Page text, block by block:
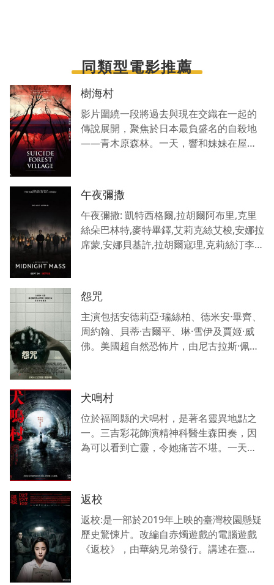
同類型電影推薦
樹海村
影片圍繞一段將過去與現在交織在一起的
傳說展開，聚焦於日本最負盛名的自殺地
——青木原森林。一天，響和妹妹在屋子
午夜彌撒
午夜彌撒: 凱特西格爾,拉胡爾阿布里,克里
絲朵巴林特,麥特畢鐸,艾莉克絲艾梭,安娜拉
席蒙,安娜貝基許,拉胡爾寇理,克莉絲汀李
著
怨咒
主演包括安德莉亞·瑞絲柏、德米安·畢齊、
周約翰、貝蒂·吉爾平、琳·雪伊及賈姬·威
佛。美國超自然恐怖片，由尼古拉斯·佩斯
犬鳴村
位於福岡縣的犬鳴村，是著名靈異地點之
一。三吉彩花飾演精神科醫生森田奏，因
為可以看到亡靈，令她痛苦不堪。一天，
掉，明菜因此發瘋。
返校
返校:是一部於2019年上映的臺灣校園懸疑
歷史驚悚片。改編自赤燭遊戲的電腦遊戲
《返校》，由華納兄弟發行。講述在臺灣